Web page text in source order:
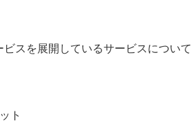
スを展開しているサービスについて
ト